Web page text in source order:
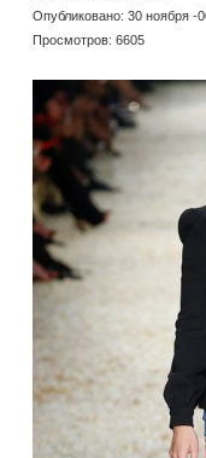
Опубликовано: 30 ноября -
Просмотров: 6605